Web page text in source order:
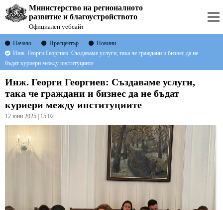
Министерство на регионалното
развитие и благоустройството
Официален уебсайт
Начало Пресцентър
Новини
Инж. Георги Георгиев: Създаваме услуги, така че граждани и бизнес да не
бъдат куриери между институциите
Инж. Георги Георгиев: Създаваме услуги,
така че граждани и бизнес да не бъдат
куриери между институциите
12 юни 2025 | 15:02